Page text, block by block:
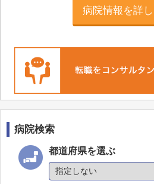
西能みなみ病院
アルペンリハビリテーション
チューリップ長江病院
富山西総合病院
富山西リハビリテーション病院
みなみの星病院
病院情報を詳
病院検索
都道府県を選ぶ